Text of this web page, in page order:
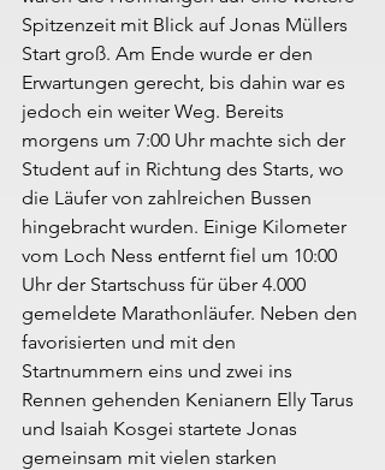
Spitzenzeit mit Blick auf Jonas Müllers
Start groß. Am Ende wurde er den
Erwartungen gerecht, bis dahin war es
jedoch ein weiter Weg. Bereits
morgens um 7:00 Uhr machte sich der
Student auf in Richtung des Starts, wo
die Läufer von zahlreichen Bussen
hingebracht wurden. Einige Kilometer
vom Loch Ness entfernt fiel um 10:00
Uhr der Startschuss für über 4.000
gemeldete Marathonläufer. Neben den
favorisierten und mit den
Startnummern eins und zwei ins
Rennen gehenden Kenianern Elly Tarus
und Isaiah Kosgei startete Jonas
gemeinsam mit vielen starken